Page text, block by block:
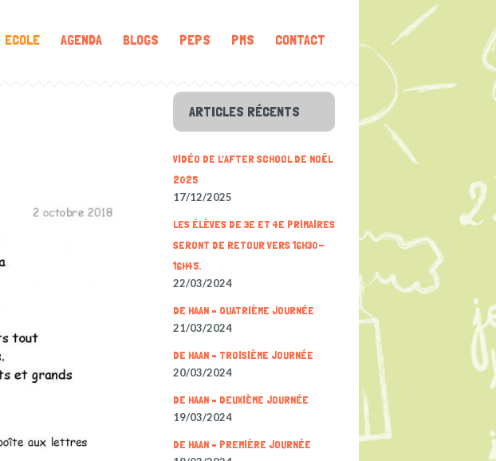
ECOLE AGENDA BLOGS PEPS PMS CONTACT
ARTICLES RÉCENTS
VIDÉO DE L’AFTER SCHOOL DE NOËL
2025
17/12/2025
LES ÉLÈVES DE 3E ET 4E PRIMAIRES
SERONT DE RETOUR VERS 16H30-
16H45.
22/03/2024
DE HAAN – QUATRIÈME JOURNÉE
21/03/2024
DE HAAN – TROISIÈME JOURNÉE
20/03/2024
DE HAAN – DEUXIÈME JOURNÉE
19/03/2024
DE HAAN – PREMIÈRE JOURNÉE